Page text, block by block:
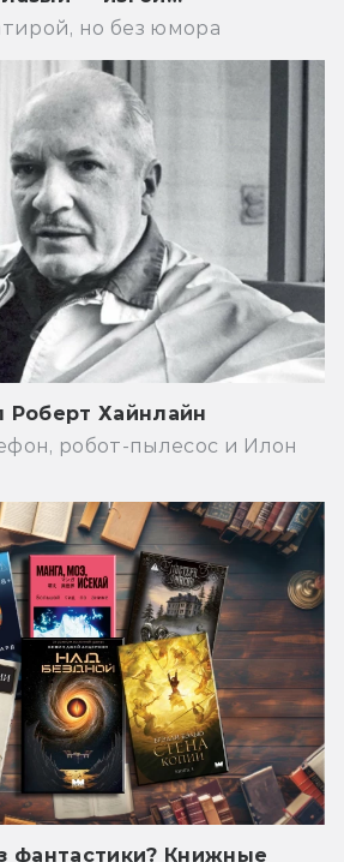
но без юмора
Роберт Хайнлайн
робот-пылесос и Илон
фантастики? Книжные